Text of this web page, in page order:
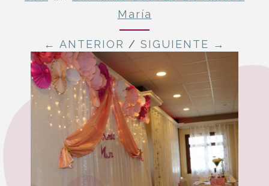
María
← ANTERIOR / SIGUIENTE →